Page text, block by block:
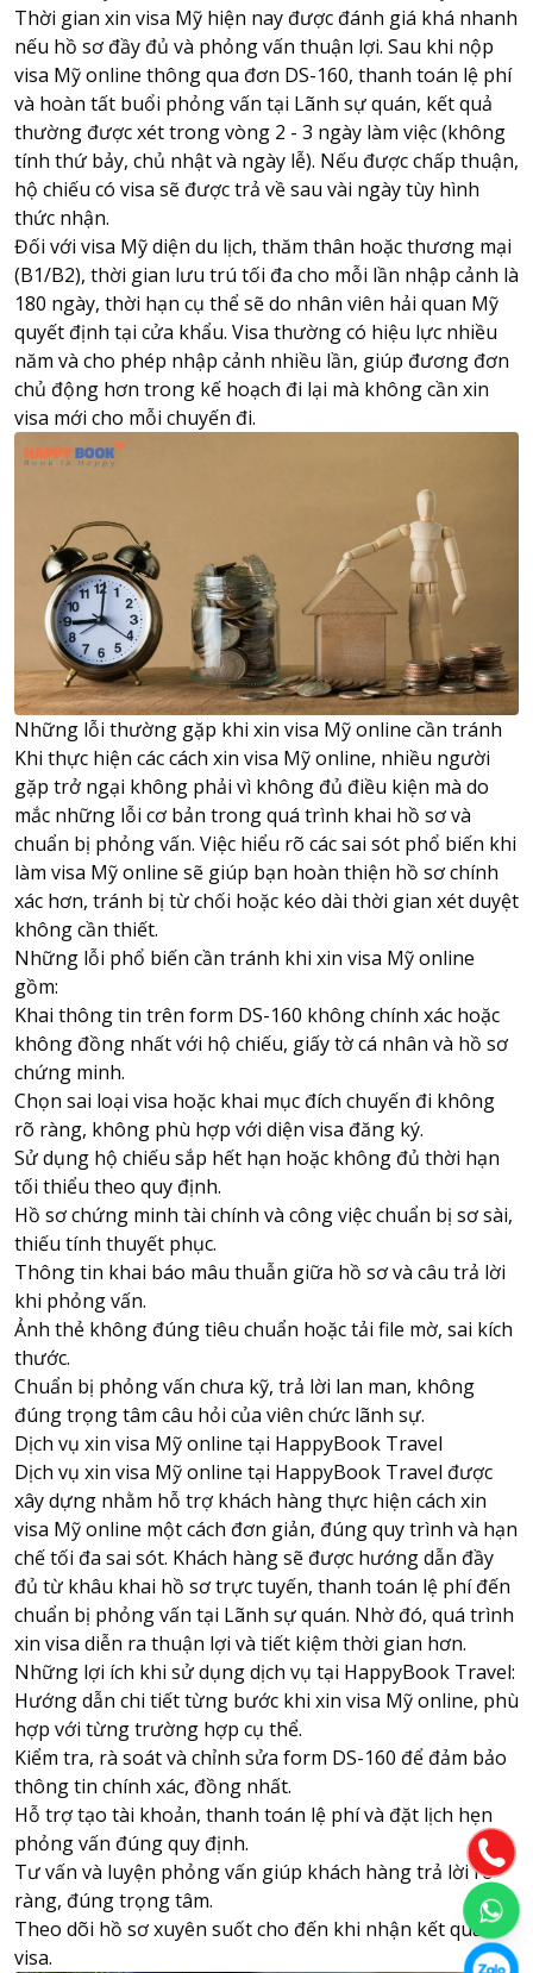
Thời gian xin visa Mỹ hiện nay được đánh giá khá nhanh
nếu hồ sơ đầy đủ và phỏng vấn thuận lợi. Sau khi nộp
visa Mỹ online thông qua đơn DS-160, thanh toán lệ phí
và hoàn tất buổi phỏng vấn tại Lãnh sự quán, kết quả
thường được xét trong vòng 2 - 3 ngày làm việc (không
tính thứ bảy, chủ nhật và ngày lễ). Nếu được chấp thuận,
hộ chiếu có visa sẽ được trả về sau vài ngày tùy hình
thức nhận.
Đối với visa Mỹ diện du lịch, thăm thân hoặc thương mại
(B1/B2), thời gian lưu trú tối đa cho mỗi lần nhập cảnh là
180 ngày, thời hạn cụ thể sẽ do nhân viên hải quan Mỹ
quyết định tại cửa khẩu. Visa thường có hiệu lực nhiều
năm và cho phép nhập cảnh nhiều lần, giúp đương đơn
chủ động hơn trong kế hoạch đi lại mà không cần xin
visa mới cho mỗi chuyến đi.
Những lỗi thường gặp khi xin visa Mỹ online cần tránh
Khi thực hiện các cách xin visa Mỹ online, nhiều người
gặp trở ngại không phải vì không đủ điều kiện mà do
mắc những lỗi cơ bản trong quá trình khai hồ sơ và
chuẩn bị phỏng vấn. Việc hiểu rõ các sai sót phổ biến khi
làm visa Mỹ online sẽ giúp bạn hoàn thiện hồ sơ chính
xác hơn, tránh bị từ chối hoặc kéo dài thời gian xét duyệt
không cần thiết.
Những lỗi phổ biến cần tránh khi xin visa Mỹ online
gồm:
Khai thông tin trên form DS-160 không chính xác hoặc
không đồng nhất với hộ chiếu, giấy tờ cá nhân và hồ sơ
chứng minh.
Chọn sai loại visa hoặc khai mục đích chuyến đi không
rõ ràng, không phù hợp với diện visa đăng ký.
Sử dụng hộ chiếu sắp hết hạn hoặc không đủ thời hạn
tối thiểu theo quy định.
Hồ sơ chứng minh tài chính và công việc chuẩn bị sơ sài,
thiếu tính thuyết phục.
Thông tin khai báo mâu thuẫn giữa hồ sơ và câu trả lời
khi phỏng vấn.
Ảnh thẻ không đúng tiêu chuẩn hoặc tải file mờ, sai kích
thước.
Chuẩn bị phỏng vấn chưa kỹ, trả lời lan man, không
đúng trọng tâm câu hỏi của viên chức lãnh sự.
Dịch vụ xin visa Mỹ online tại HappyBook Travel
Dịch vụ xin visa Mỹ online tại HappyBook Travel được
xây dựng nhằm hỗ trợ khách hàng thực hiện cách xin
visa Mỹ online một cách đơn giản, đúng quy trình và hạn
chế tối đa sai sót. Khách hàng sẽ được hướng dẫn đầy
đủ từ khâu khai hồ sơ trực tuyến, thanh toán lệ phí đến
chuẩn bị phỏng vấn tại Lãnh sự quán. Nhờ đó, quá trình
xin visa diễn ra thuận lợi và tiết kiệm thời gian hơn.
Những lợi ích khi sử dụng dịch vụ tại HappyBook Travel:
Hướng dẫn chi tiết từng bước khi xin visa Mỹ online, phù
hợp với từng trường hợp cụ thể.
Kiểm tra, rà soát và chỉnh sửa form DS-160 để đảm bảo
thông tin chính xác, đồng nhất.
Hỗ trợ tạo tài khoản, thanh toán lệ phí và đặt lịch hẹn
phỏng vấn đúng quy định.
Tư vấn và luyện phỏng vấn giúp khách hàng trả lời rõ
ràng, đúng trọng tâm.
Theo dõi hồ sơ xuyên suốt cho đến khi nhận kết quả
visa.